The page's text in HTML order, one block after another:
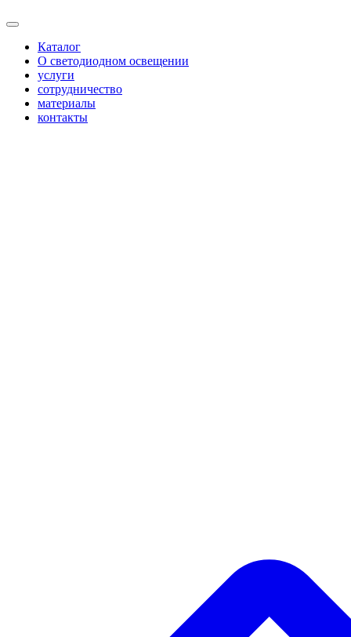
Каталог
О светодиодном освещении
услуги
сотрудничество
материалы
контакты